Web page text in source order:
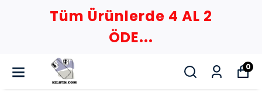
Tüm Ürünlerde 4 AL 2
ÖDE...
0